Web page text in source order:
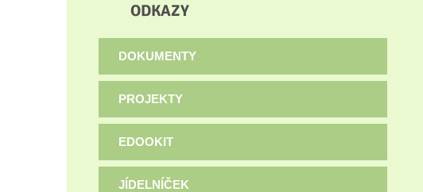
ODKAZY
DOKUMENTY
PROJEKTY
EDOOKIT
JÍDELNÍČEK